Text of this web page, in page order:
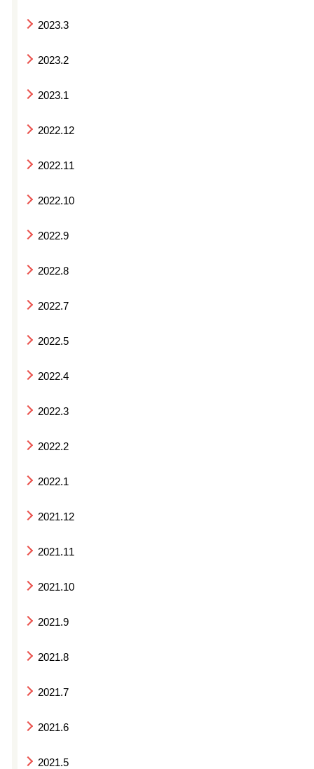
2023.3
2023.2
2023.1
2022.12
2022.11
2022.10
2022.9
2022.8
2022.7
2022.5
2022.4
2022.3
2022.2
2022.1
2021.12
2021.11
2021.10
2021.9
2021.8
2021.7
2021.6
2021.5